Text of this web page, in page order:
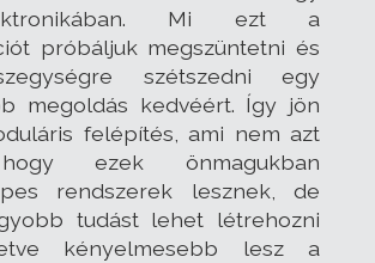
Mi ezt a
próbáljuk megszüntetni és
szétszedni egy
megoldás kedvéért. Így jön
felépítés, ami nem azt
ezek önmagukban
rendszerek lesznek, de
tudást lehet létrehozni
kényelmesebb lesz a